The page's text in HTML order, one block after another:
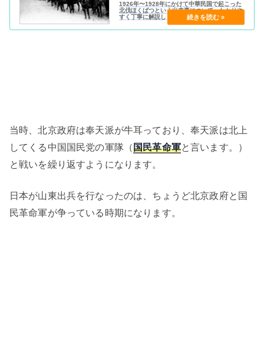
1926年〜1928年にかけて中華民国で起こった
北伐ほくばつという出来事について、わかりや
すく丁寧に解説します。
当時、北京政府は奉天派が牛耳っており、奉天派は北上
してくる中国国民党の軍隊（国民革命軍と言います。）
と戦いを繰り返すようになります。
日本が山東出兵を行なったのは、ちょうど北京政府と国
民革命軍が争っている時期になります。